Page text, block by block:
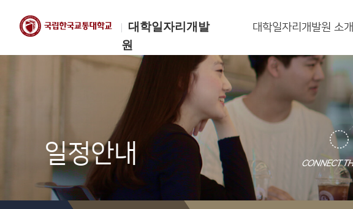
대학일자리개발
원
한국교통대학교
대학일자리개발원
대학일자리개발원 소개
일정안내